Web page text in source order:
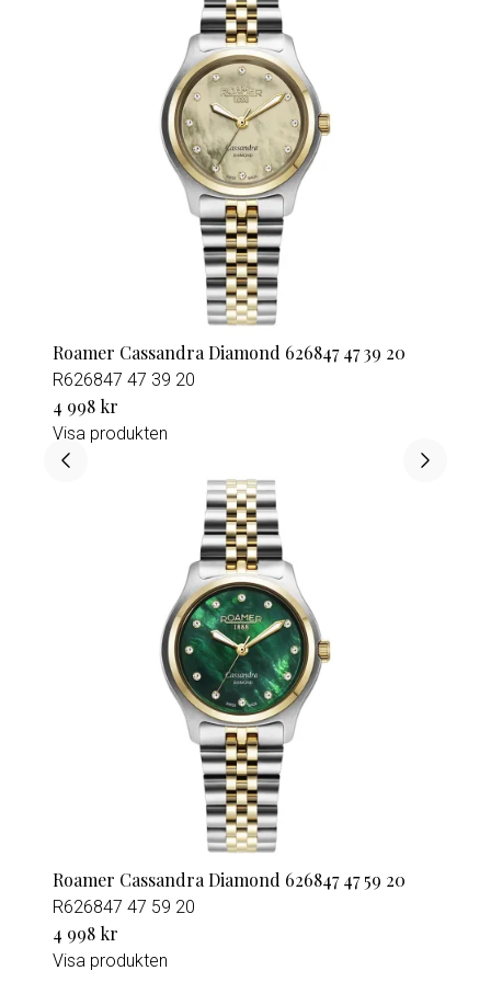
Roamer Cassandra Diamond 626847 47 39 20
R626847 47 39 20
4 998 kr
Visa produkten
Roamer Cassandra Diamond 626847 47 59 20
R626847 47 59 20
4 998 kr
Visa produkten